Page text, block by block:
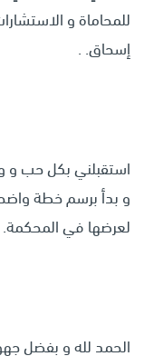
للمحاماة و
إسحاق. .
استقبلني بكل حب و
و بدأ برسم خطة
لعرضها في المحكمة.
الحمد لله و بفضل